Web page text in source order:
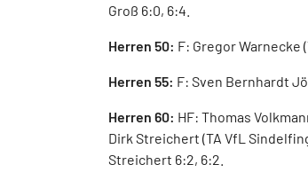
Groß 6:0, 6:4.
Herren 50: F: Gregor Warnecke
Herren 55: F: Sven Bernhardt
Herren 60: HF: Thomas
Dirk Streichert (TA VfL
Streichert 6:2, 6:2.